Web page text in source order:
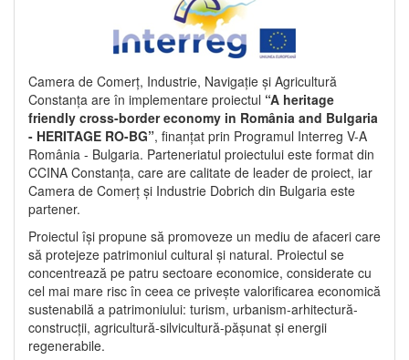
Camera de Comerț, Industrie, Navigație și Agricultură
Constanța are în implementare proiectul “A heritage
friendly cross-border economy in România and Bulgaria
- HERITAGE RO-BG”, finanțat prin Programul Interreg V-A
România - Bulgaria. Parteneriatul proiectului este format din
CCINA Constanța, care are calitate de leader de proiect, iar
Camera de Comerț și Industrie Dobrich din Bulgaria este
partener.
Proiectul își propune să promoveze un mediu de afaceri care
să protejeze patrimoniul cultural și natural. Proiectul se
concentrează pe patru sectoare economice, considerate cu
cel mai mare risc în ceea ce privește valorificarea economică
sustenabilă a patrimoniului: turism, urbanism-arhitectură-
construcții, agricultură-silvicultură-pășunat și energii
regenerabile.